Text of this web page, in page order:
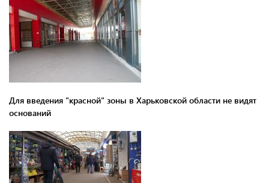
Для введения "красной" зоны в Харьковской области не видят
оснований